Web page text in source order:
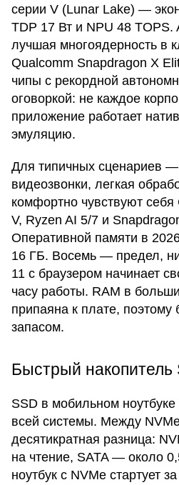
серии V (Lunar Lake) —
TDP 17 Вт и NPU 48
лучшая многоядерность в
Qualcomm Snapdragon X
чипы с рекордной
оговоркой: не каждое
приложение работает
эмуляцию.
Для типичных сценариев
видеозвонки, легкая
комфортно чувствуют
V, Ryzen AI 5/7 и
Оперативной памяти в
16 ГБ. Восемь — предел,
11 с браузером начинает
часу работы. RAM в
припаяна к плате, поэтому
запасом.
Быстрый накопитель
SSD в мобильном ноутбуке
всей системы. Между
десятикратная разница:
на чтение, SATA — около
ноутбук с NVMe стартует